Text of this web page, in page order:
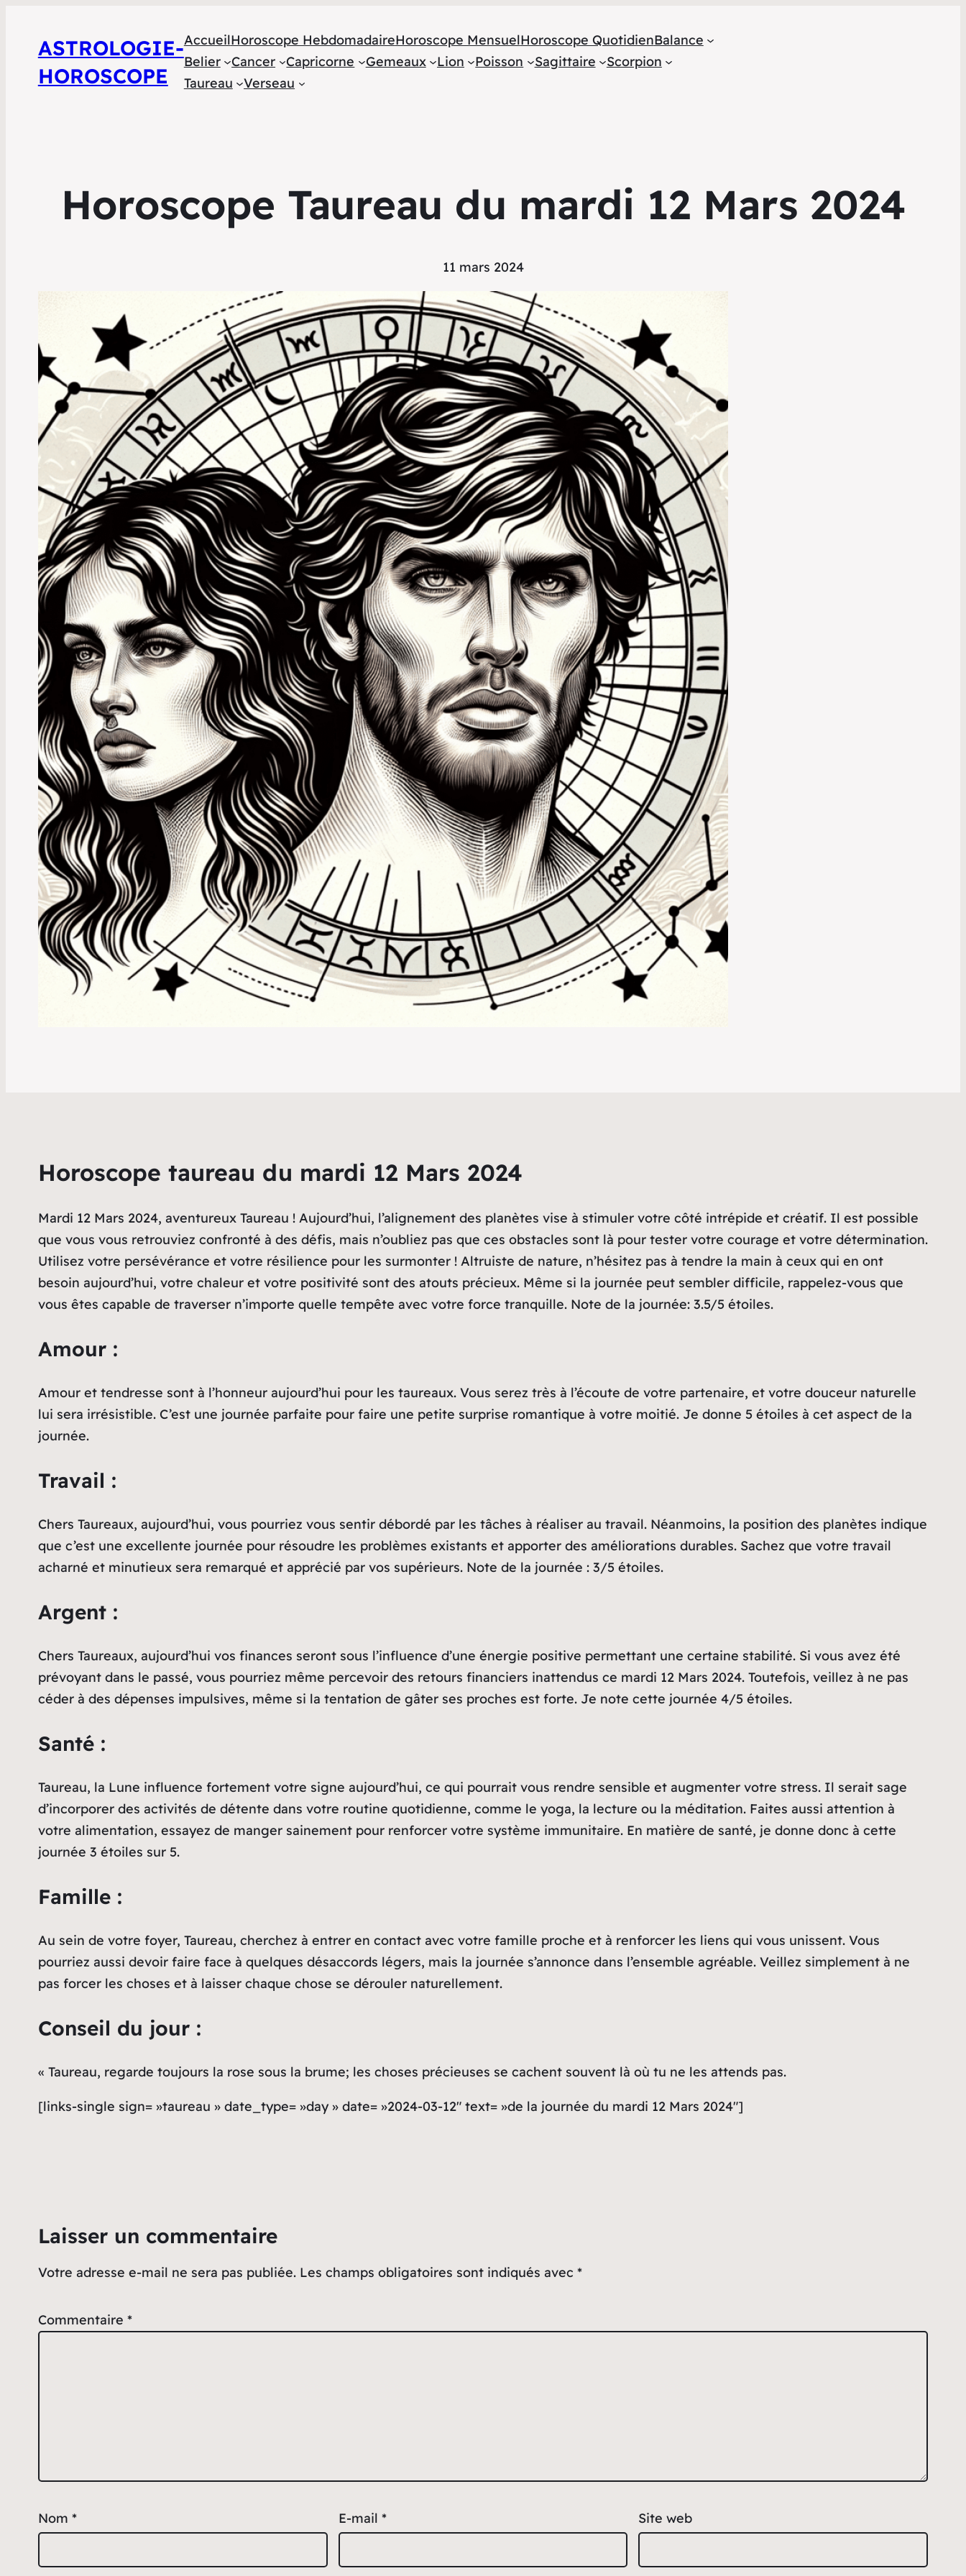
ASTROLOGIE-
HOROSCOPE
AccueilHoroscope HebdomadaireHoroscope MensuelHoroscope QuotidienBalance
Belier
Cancer Capricorne Gemeaux Lion Poisson Sagittaire
Scorpion
Taureau
Verseau
Horoscope Taureau du mardi 12 Mars 2024
11 mars 2024
Horoscope taureau du mardi 12 Mars 2024
Mardi 12 Mars 2024, aventureux Taureau ! Aujourd’hui, l’alignement des planètes vise à stimuler votre côté intrépide et créatif. Il est possible
que vous vous retrouviez confronté à des défis, mais n’oubliez pas que ces obstacles sont là pour tester votre courage et votre détermination.
Utilisez votre persévérance et votre résilience pour les surmonter ! Altruiste de nature, n’hésitez pas à tendre la main à ceux qui en ont
besoin aujourd’hui, votre chaleur et votre positivité sont des atouts précieux. Même si la journée peut sembler difficile, rappelez-vous que
vous êtes capable de traverser n’importe quelle tempête avec votre force tranquille. Note de la journée: 3.5/5 étoiles.
Amour :
Amour et tendresse sont à l’honneur aujourd’hui pour les taureaux. Vous serez très à l’écoute de votre partenaire, et votre douceur naturelle
lui sera irrésistible. C’est une journée parfaite pour faire une petite surprise romantique à votre moitié. Je donne 5 étoiles à cet aspect de la
journée.
Travail :
Chers Taureaux, aujourd’hui, vous pourriez vous sentir débordé par les tâches à réaliser au travail. Néanmoins, la position des planètes indique
que c’est une excellente journée pour résoudre les problèmes existants et apporter des améliorations durables. Sachez que votre travail
acharné et minutieux sera remarqué et apprécié par vos supérieurs. Note de la journée : 3/5 étoiles.
Argent :
Chers Taureaux, aujourd’hui vos finances seront sous l’influence d’une énergie positive permettant une certaine stabilité. Si vous avez été
prévoyant dans le passé, vous pourriez même percevoir des retours financiers inattendus ce mardi 12 Mars 2024. Toutefois, veillez à ne pas
céder à des dépenses impulsives, même si la tentation de gâter ses proches est forte. Je note cette journée 4/5 étoiles.
Santé :
Taureau, la Lune influence fortement votre signe aujourd’hui, ce qui pourrait vous rendre sensible et augmenter votre stress. Il serait sage
d’incorporer des activités de détente dans votre routine quotidienne, comme le yoga, la lecture ou la méditation. Faites aussi attention à
votre alimentation, essayez de manger sainement pour renforcer votre système immunitaire. En matière de santé, je donne donc à cette
journée 3 étoiles sur 5.
Famille :
Au sein de votre foyer, Taureau, cherchez à entrer en contact avec votre famille proche et à renforcer les liens qui vous unissent. Vous
pourriez aussi devoir faire face à quelques désaccords légers, mais la journée s’annonce dans l’ensemble agréable. Veillez simplement à ne
pas forcer les choses et à laisser chaque chose se dérouler naturellement.
Conseil du jour :
« Taureau, regarde toujours la rose sous la brume; les choses précieuses se cachent souvent là où tu ne les attends pas.
[links-single sign= »taureau » date_type= »day » date= »2024-03-12″ text= »de la journée du mardi 12 Mars 2024″]
Laisser un commentaire
Votre adresse e-mail ne sera pas publiée. Les champs obligatoires sont indiqués avec *
Commentaire *
Nom * E-mail * Site web